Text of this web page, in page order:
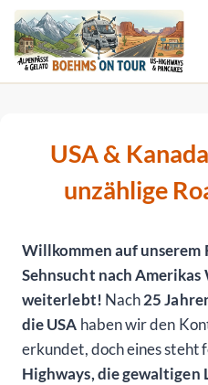
springenUSA &
unzählige
Willkommen auf unserem
Sehnsucht nach Amerikas
weiterlebt! Nach25
die USA haben wir den
erkundet, doch eines steht
Highways, die gewaltigen